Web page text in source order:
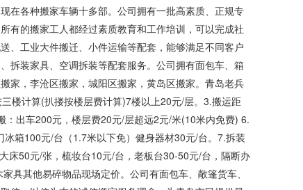
在各种搬家车辆十多部。公司拥有一批高素质、正规专
有的搬家工人都经过素质教育和工作培训，可以完成社
、工业大件搬迁、小件运输等配套，能够满足不同客户
拆装家具、空调拆装等配套服务。公司拥有面包车、箱
家，李沧区搬家，城阳区搬家，黄岛区搬家。青岛老兵
楼计算(扒搂按楼层费计算)7楼以上20元/层。3.搬运距
出车200元，楼层费20元/层超远2元/米(10米内免费) 6.
箱100元/台（1.7米以下免）健身器材30元/台。7.拆装
床50元/张，梳妆台10元/台，老板台30-50元/台，隔断办
具其他易碎物品现场定价。公司有面包车、敞篷货车、